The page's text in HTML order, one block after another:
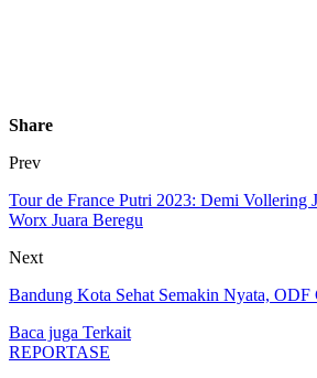
Share
Prev
Tour de France Putri 2023: Demi Vollering
Worx Juara Beregu
Next
Bandung Kota Sehat Semakin Nyata, ODF
Baca juga Terkait
REPORTASE